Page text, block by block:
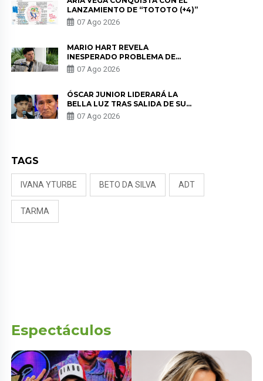
LANZAMIENTO DE “TOTOTO (+4)”
07 Ago 2026
MARIO HART REVELA
INESPERADO PROBLEMA DE
SALUD ANTES DE SEPARARSE DE
KORINA: “ME ENCONTRARON UN
07 Ago 2026
ÓSCAR JUNIOR LIDERARÁ LA
BELLA LUZ TRAS SALIDA DE SU
PADRE POR POLÉMICA CON
NALDY SALDAÑA
07 Ago 2026
TAGS
IVANA YTURBE BETO DA SILVA ADT
TARMA
Espectáculos